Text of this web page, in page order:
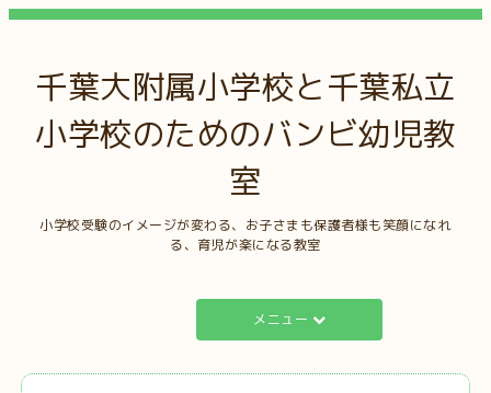
千葉大附属小学校と千葉私立
小学校のためのバンビ幼児教
室
小学校受験のイメージが変わる、お子さまも保護者様も笑顔になれ
る、育児が楽になる教室
メニュー